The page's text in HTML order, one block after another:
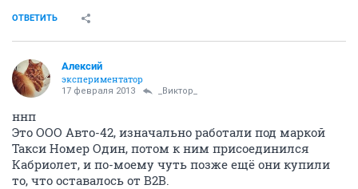
ОТВЕТИТЬ
Алексий
экспериментатор
17 февраля 2013 _Виктор_
ннп
Это ООО Авто-42, изначально работали под маркой
Такси Номер Один, потом к ним присоединился
Кабриолет, и по-моему чуть позже ещё они купили
то, что оставалось от В2В.